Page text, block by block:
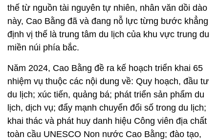
thế từ nguồn tài nguyên tự nhiên, nhân văn dồi dào
này, Cao Bằng đã và đang nỗ lực từng bước khẳng
định vị thế là trung tâm du lịch của khu vực trung du
miền núi phía bắc.
Năm 2024, Cao Bằng đề ra kế hoạch triển khai 65
nhiệm vụ thuộc các nội dung về: Quy hoạch, đầu tư
du lịch; xúc tiến, quảng bá; phát triển sản phẩm du
lịch, dịch vụ; đẩy mạnh chuyển đổi số trong du lịch;
khai thác và phát huy danh hiệu Công viên địa chất
toàn cầu UNESCO Non nước Cao Bằng; đào tạo,